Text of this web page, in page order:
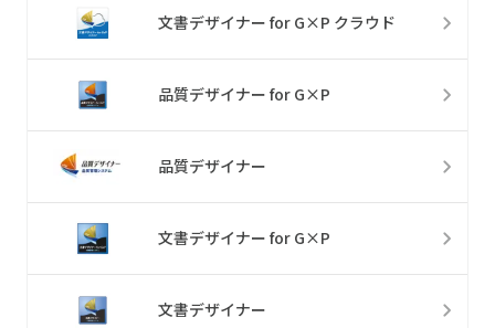
文書デザイナー for G×P クラウド
品質デザイナー for G×P
品質デザイナー
文書デザイナー for G×P
文書デザイナー